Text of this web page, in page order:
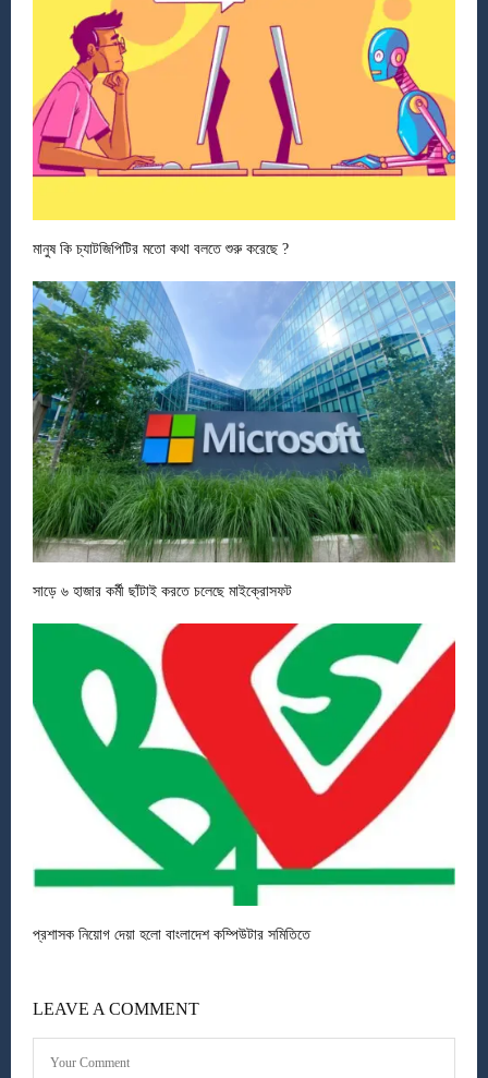
মানুষ কি চ্যাটজিপিটির মতো কথা বলতে শুরু করেছে ?
সাড়ে ৬ হাজার কর্মী ছাঁটাই করতে চলেছে মাইক্রোসফট
প্রশাসক নিয়োগ দেয়া হলো বাংলাদেশ কম্পিউটার সমিতিতে
LEAVE A COMMENT